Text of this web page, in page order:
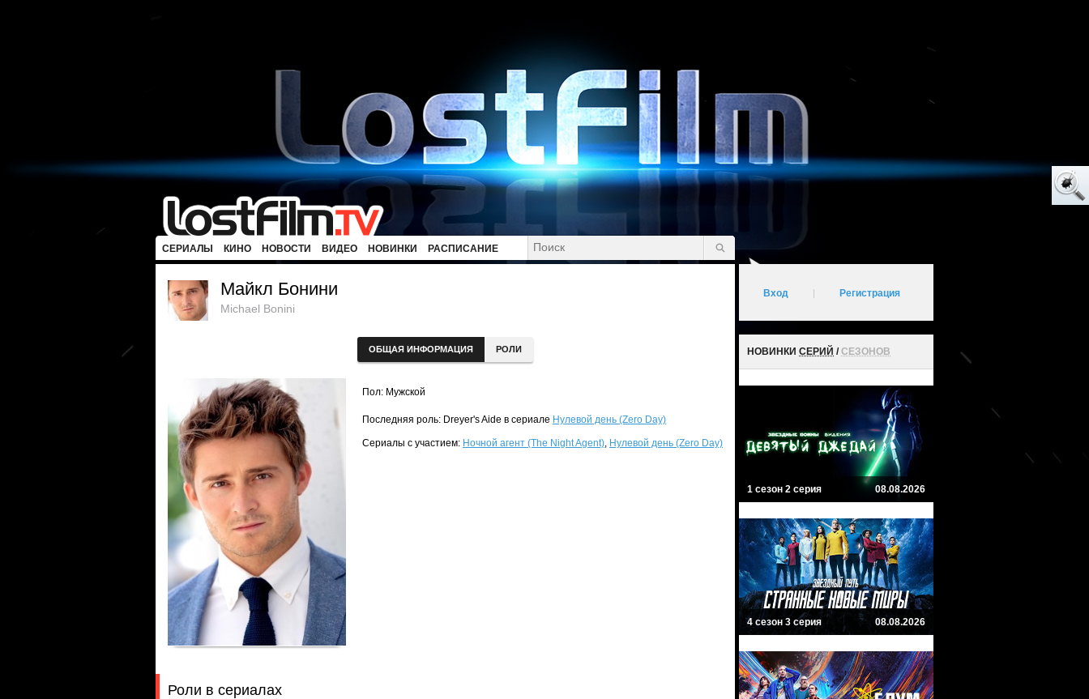
СЕРИАЛЫ КИНО НОВОСТИ ВИДЕО НОВИНКИ РАСПИСАНИЕ
Майкл Бонини
Michael Bonini
ОБЩАЯ ИНФОРМАЦИЯ РОЛИ
Пол: Мужской
Последняя роль: Dreyer's Aide в сериале Нулевой день (Zero Day)
Сериалы с участием: Ночной агент (The Night Agent), Нулевой день (Zero Day)
Роли в сериалах
Вход Регистрация
НОВИНКИ СЕРИЙ /СЕЗОНОВ
1 сезон 2 серия 08.08.2026
4 сезон 3 серия 08.08.2026